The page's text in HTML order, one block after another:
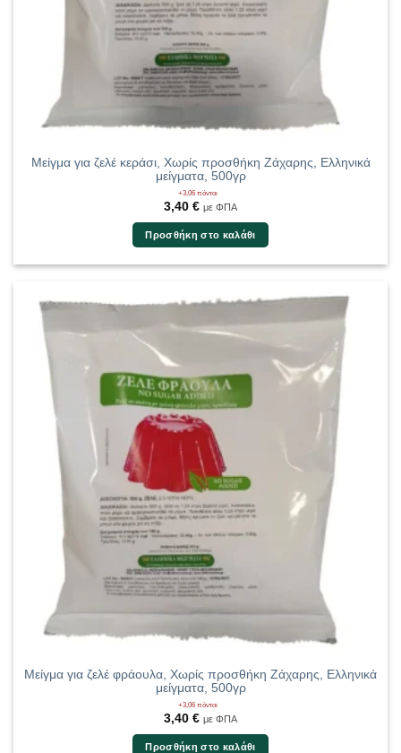
Μείγμα για ζελέ κεράσι, Χωρίς προσθήκη Ζάχαρης, Ελληνικά
μείγματα, 500γρ
+3,06 πόντοι
3,40 € με ΦΠΑ
Προσθήκη στο καλάθι
Μείγμα για ζελέ φράουλα, Χωρίς προσθήκη Ζάχαρης, Ελληνικά
μείγματα, 500γρ
+3,06 πόντοι
3,40 € με ΦΠΑ
Προσθήκη στο καλάθι